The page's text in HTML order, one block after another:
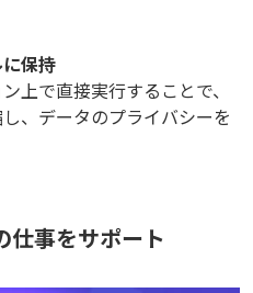
保持
上で直接実行することで、
、データのプライバシーを
仕事をサポート